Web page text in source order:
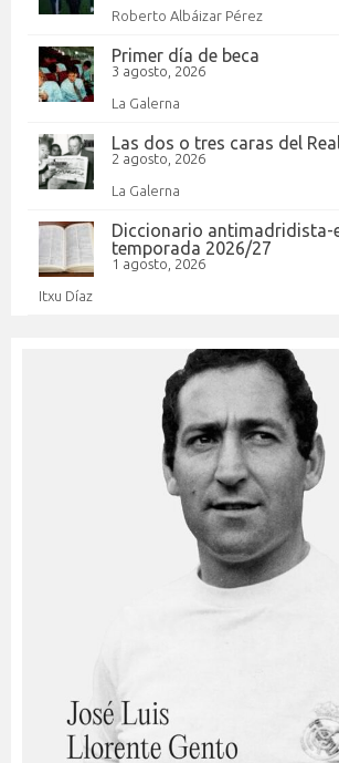
Roberto Albáizar Pérez
Primer día de beca
3 agosto, 2026
La Galerna
Las dos o tres caras del
2 agosto, 2026
La Galerna
Diccionario antimadridista-
temporada 2026/27
1 agosto, 2026
Itxu Díaz